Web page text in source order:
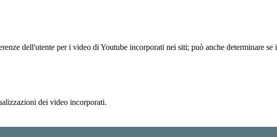
dell'utente per i video di Youtube incorporati nei siti; può anche determinare
dei video incorporati.